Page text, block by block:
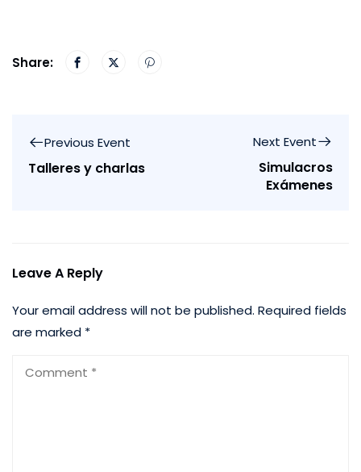
Share:
Previous Event
Talleres y charlas
Next Event
Simulacros
Exámenes
Leave A Reply
Your email address will not be published. Required fields
are marked *